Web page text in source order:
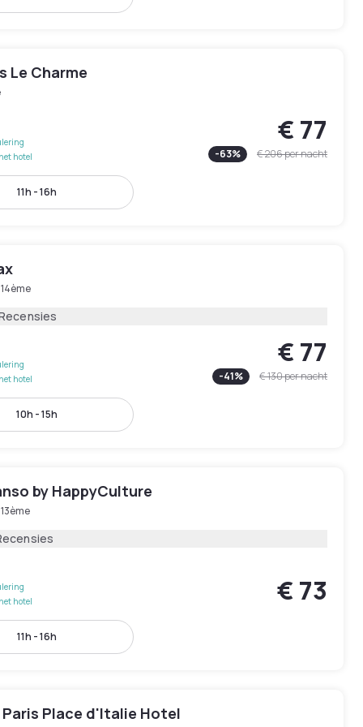
Le Charme
hotel
€ 77
-63% € 206per nacht
11h - 16h
hotel
€ 77
-41% € 130per nacht
10h - 15h
by HappyCulture
hotel
€ 73
11h - 16h
Place d'Italie Hotel